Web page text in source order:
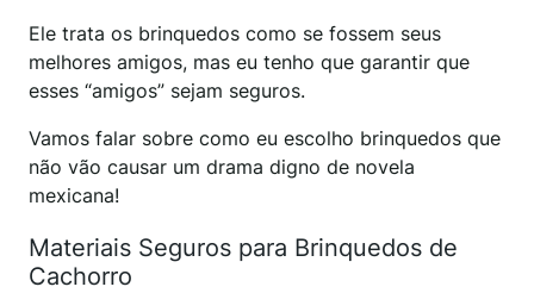
Ele trata os brinquedos como se fossem seus
melhores amigos, mas eu tenho que garantir que
esses “amigos” sejam seguros.
Vamos falar sobre como eu escolho brinquedos que
não vão causar um drama digno de novela
mexicana!
Materiais Seguros para Brinquedos de
Cachorro